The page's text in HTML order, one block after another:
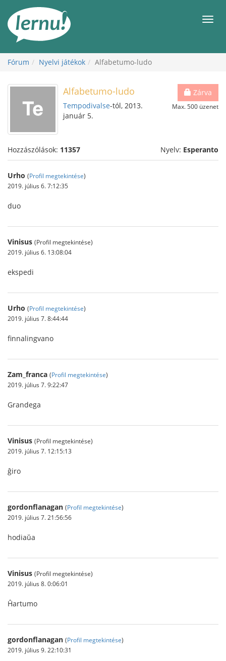
Fórum Nyelvi játékok Alfabetumo-ludo
Zárva
Max. 500 üzenet
Alfabetumo-ludo
Tempodivalse-tól, 2013.
január 5.
Hozzászólások: 11357 Nyelv: Esperanto
Urho (Profil megtekintése)
2019. július 6. 7:12:35
duo
Vinisus (Profil megtekintése)
2019. július 6. 13:08:04
ekspedi
Urho (Profil megtekintése)
2019. július 7. 8:44:44
finnalingvano
Zam_franca (Profil megtekintése)
2019. július 7. 9:22:47
Grandega
Vinisus (Profil megtekintése)
2019. július 7. 12:15:13
ĝiro
gordonflanagan (Profil megtekintése)
2019. július 7. 21:56:56
hodiaŭa
Vinisus (Profil megtekintése)
2019. július 8. 0:06:01
Ĥartumo
gordonflanagan (Profil megtekintése)
2019. július 9. 22:10:31